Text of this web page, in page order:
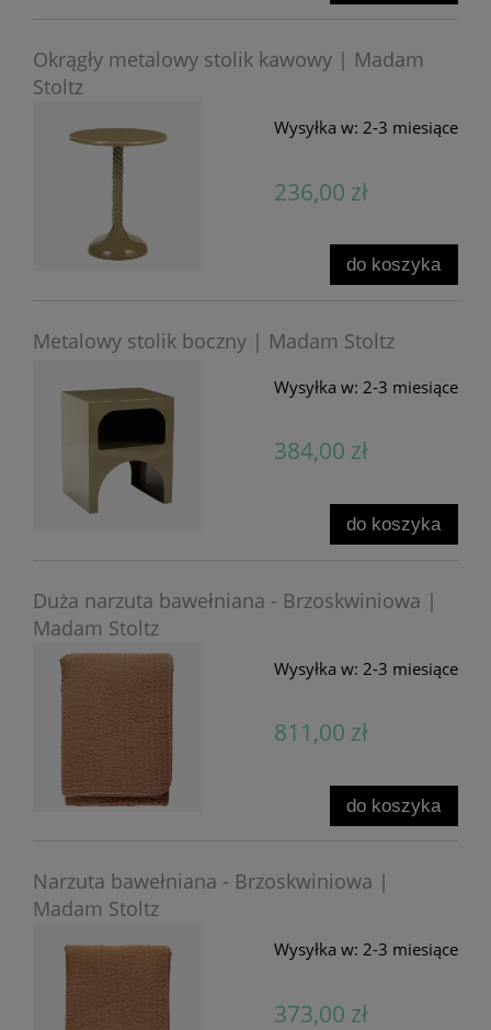
Okrągły metalowy stolik kawowy | Madam
Stoltz
Wysyłka w: 2-3 miesiące
236,00 zł
do koszyka
Metalowy stolik boczny | Madam Stoltz
Wysyłka w: 2-3 miesiące
384,00 zł
do koszyka
Duża narzuta bawełniana - Brzoskwiniowa |
Madam Stoltz
Wysyłka w: 2-3 miesiące
811,00 zł
do koszyka
Narzuta bawełniana - Brzoskwiniowa |
Madam Stoltz
Wysyłka w: 2-3 miesiące
373,00 zł